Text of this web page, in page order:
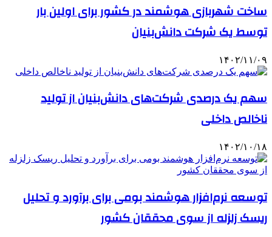
ساخت شهربازی هوشمند در کشور برای اولین ‌بار
توسط یک شرکت دانش‌بنیان
۱۴۰۲/۱۱/۰۹
سهم یک درصدی شرکت‌های دانش‌بنیان از تولید
ناخالص داخلی
۱۴۰۲/۱۰/۱۸
توسعه نرم‌افزار هوشمند بومی برای برآورد و تحلیل
ریسک زلزله از سوی محققان کشور